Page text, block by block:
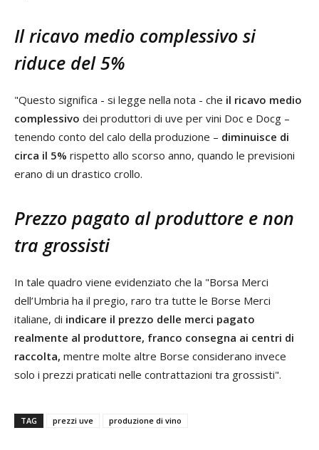
Il ricavo medio complessivo si
riduce del 5%
"Questo significa - si legge nella nota - che il ricavo medio
complessivo dei produttori di uve per vini Doc e Docg –
tenendo conto del calo della produzione – diminuisce di
circa il 5% rispetto allo scorso anno, quando le previsioni
erano di un drastico crollo.
Prezzo pagato al produttore e non
tra grossisti
In tale quadro viene evidenziato che la "Borsa Merci
dell’Umbria ha il pregio, raro tra tutte le Borse Merci
italiane, di indicare il prezzo delle merci pagato
realmente al produttore, franco consegna ai centri di
raccolta, mentre molte altre Borse considerano invece
solo i prezzi praticati nelle contrattazioni tra grossisti".
TAG prezzi uve produzione di vino